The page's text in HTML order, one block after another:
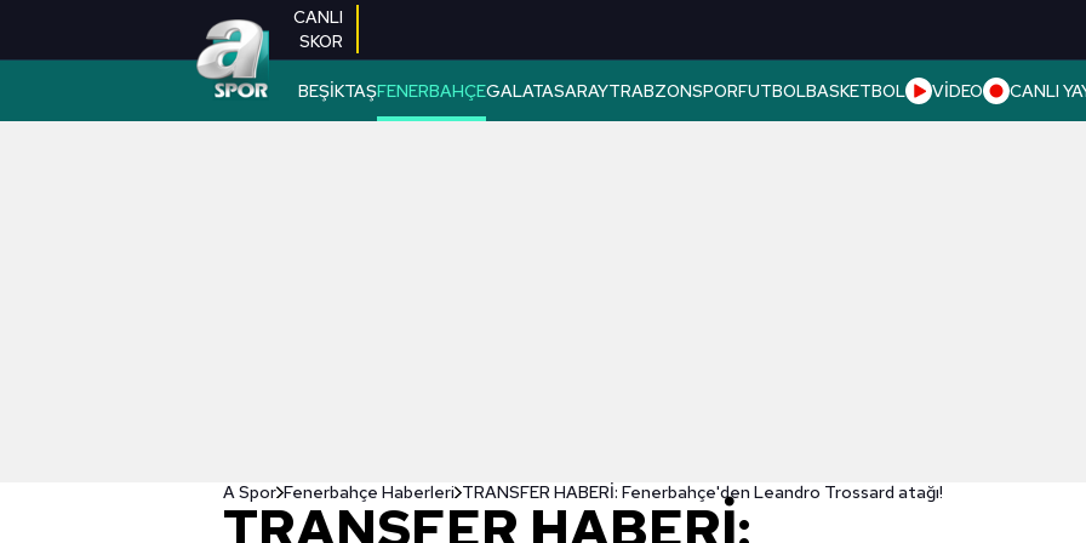
CANLI
SKOR
BEŞİKTAŞFENERBAHÇEGALATASARAYTRABZONSPORFUTBOLBASKETBOL VİDEO CANLI
A Spor Fenerbahçe Haberleri TRANSFER HABERİ: Fenerbahçe'den Leandro Trossard atağı!
TRANSFER HABERİ: